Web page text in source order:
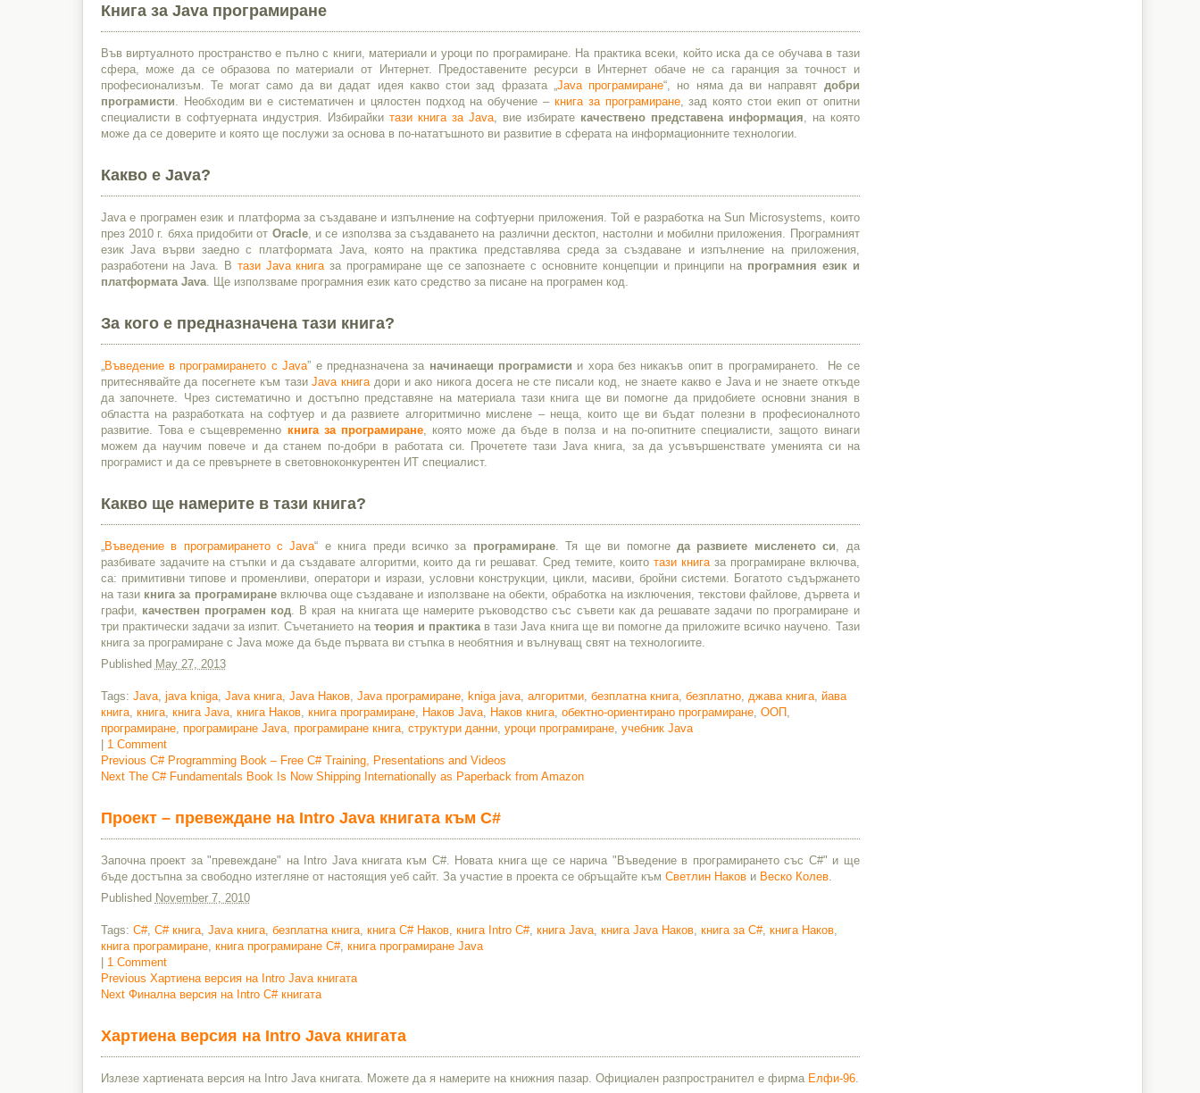
Книга за Java програмиране
Във виртуалното пространство е пълно с книги, материали и уроци по програмиране. На практика всеки, който иска да се обучава в тази
сфера, може да се образова по материали от Интернет. Предоставените ресурси в Интернет обаче не са гаранция за точност и
професионализъм. Те могат само да ви дадат идея какво стои зад фразата „ Java програмиране“, но няма да ви направят добри
програмисти . Необходим ви е систематичен и цялостен подход на обучение – книга за програмиране, зад която стои екип от опитни
специалисти в софтуерната индустрия. Избирайки тази книга за Java, вие избирате качествено представена информация , на която
може да се доверите и която ще послужи за основа в по-нататъшното ви развитие в сферата на информационните технологии.
Какво е Java?
Java е програмен език и платформа за създаване и изпълнение на софтуерни приложения. Той е разработка на Sun Microsystems, които
през 2010 г. бяха придобити от Oracle, и се използва за създаването на различни десктоп, настолни и мобилни приложения. Програмният
език Java върви заедно с платформата Java, която на практика представлява среда за създаване и изпълнение на приложения,
разработени на Java. В тази Java книга за програмиране ще се запознаете с основните концепции и принципи на програмния език и
платформата Java. Ще използваме програмния език като средство за писане на програмен код.
За кого е предназначена тази книга?
Въведение в програмирането с Java” е предназначена за начинаещи програмисти и хора без никакъв опит в програмирането. Не се
притеснявайте да посегнете към тазиJava книга дори и ако никога досега не сте писали код, не знаете какво е Java и не знаете откъде
да започнете. Чрез систематично и достъпно представяне на материала тази книга ще ви помогне да придобиете основни знания в
областта на разработката на софтуер и да развиете алгоритмично мислене – неща, които ще ви бъдат полезни в професионалното
развитие. Това е същевременно книга за програмиране , която може да бъде в полза и на по-опитните специалисти, защото винаги
можем да научим повече и да станем по-добри в работата си. Прочетете тази Java книга, за да усъвършенствате уменията си на
програмист и да се превърнете в световноконкурентен ИТ специалист.
Какво ще намерите в тази книга?
Въведение в програмирането с Java“ е книга преди всичко за програмиране. Тя ще ви помогне да развиете мисленето си , да
разбивате задачите на стъпки и да създавате алгоритми, които да ги решават. Сред темите, коитотази книга за програмиране включва,
са: примитивни типове и променливи, оператори и изрази, условни конструкции, цикли, масиви, бройни системи. Богатото съдържането
на тазикнига за програмираневключва още създаване и използване на обекти, обработка на изключения, текстови файлове, дървета и
графи, качествен програмен код . В края на книгата ще намерите ръководство със съвети как да решавате задачи по програмиране и
три практически задачи за изпит. Съчетанието на теория и практикав тази Java книга ще ви помогне да приложите всичко научено. Тази
книга за програмиране с Java може да бъде първата ви стъпка в необятния и вълнуващ свят на технологиите.
Published May 27, 2013
Tags: Java, java kniga, Java книга, Java Наков, Java програмиране, kniga java, алгоритми, безплатна книга, безплатно, джава книга, йава
книга, книга, книга Java, книга Наков, книга програмиране, Наков Java, Наков книга, обектно-ориентирано програмиране, ООП,
програмиране, програмиране Java, програмиране книга, структури данни, уроци програмиране, учебник Java
| 1 Comment
Post
Previous Previous
post:
C# Programming Book – Free C# Training, Presentations and Videos
Next Next
The C# Fundamentals Book Is Now Shipping Internationally as Paperback from Amazon
Проект – превеждане на Intro Java книгата към C#
Започна проект за "превеждане" на Intro Java книгата към C#. Новата книга ще се нарича "Въведение в програмирането със C#" и ще
бъде достъпна за свободно изтегляне от настоящия уеб сайт. За участие в проекта се обръщайте към Светлин Накови Веско Колев.
Published November 7, 2010
Tags: C#, C# книга, Java книга, безплатна книга, книга C# Наков, книга Intro C#, книга Java, книга Java Наков, книга за C#, книга Наков,
книга програмиране, книга програмиране C#, книга програмиране Java
| 1 Comment
Post
Previous Previous
post:
Хартиена версия на Intro Java книгата
Next Next
Финална версия на Intro C# книгата
Хартиена версия на Intro Java книгата
Излезе хартиената версия на Intro Java книгата. Можете да я намерите на книжния пазар. Официален разпространител е фирма Елфи-96.